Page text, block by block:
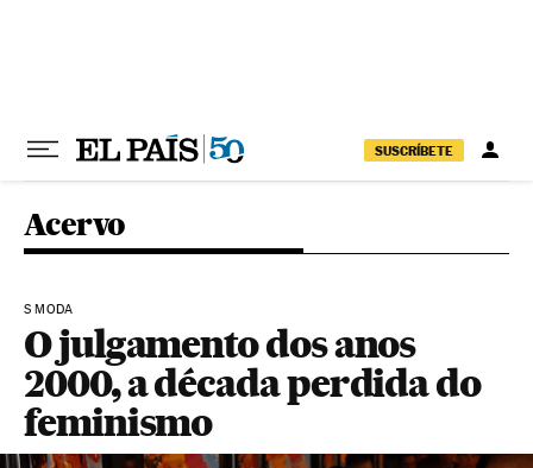
SUSCRÍBETE
Acervo
S MODA
O julgamento dos anos
2000, a década perdida do
feminismo